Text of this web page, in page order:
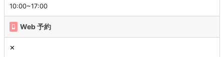
10:00~17:00
Web 予約
✕